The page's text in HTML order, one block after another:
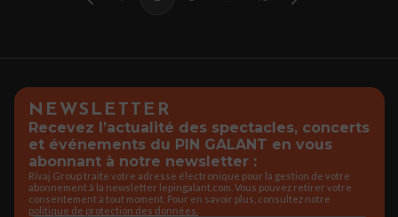
NEWSLETTER
Recevez l’actualité des spectacles, concerts
et événements du PIN GALANT en vous
abonnant à notre newsletter :
Rivaj Group traite votre adresse électronique pour la gestion de votre
abonnement à la newsletter lepingalant.com. Vous pouvez retirer votre
consentement à tout moment. Pour en savoir plus, consultez notre
politique de protection des données.